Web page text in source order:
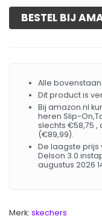
BESTEL BIJ
Alle
Dit product is
Bij amazon.nl
heren Slip-
slechts €58,75 ,
(€89,99).
De laagste prijs
Delson 3.0
augustus 2026
Merk: skechers